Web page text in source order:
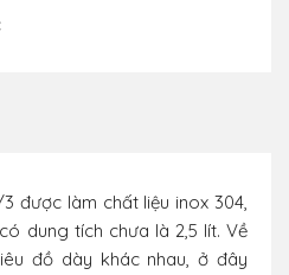
được làm chất liệu inox 304,
dung tích chưa là 2,5 lít. Về
đồ dày khác nhau, ở đây